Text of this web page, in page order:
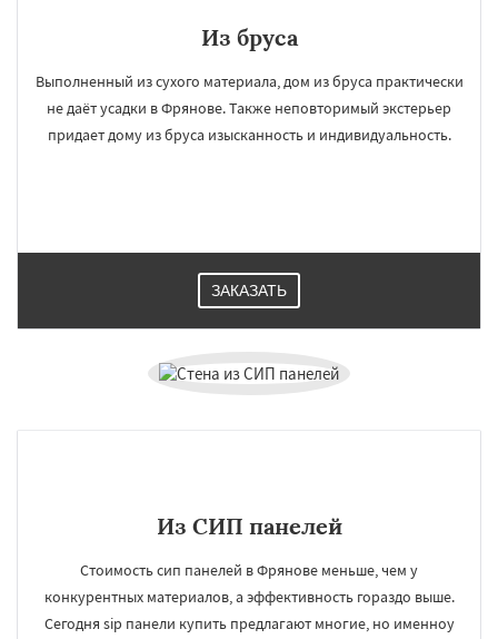
Из бруса
Выполненный из сухого материала, дом из бруса практически
не даёт усадки в Фрянове. Также неповторимый экстерьер
придает дому из бруса изысканность и индивидуальность.
ЗАКАЗАТЬ
Из СИП панелей
Стоимость сип панелей в Фрянове меньше, чем у
конкурентных материалов, а эффективность гораздо выше.
Сегодня sip панели купить предлагают многие, но именноу